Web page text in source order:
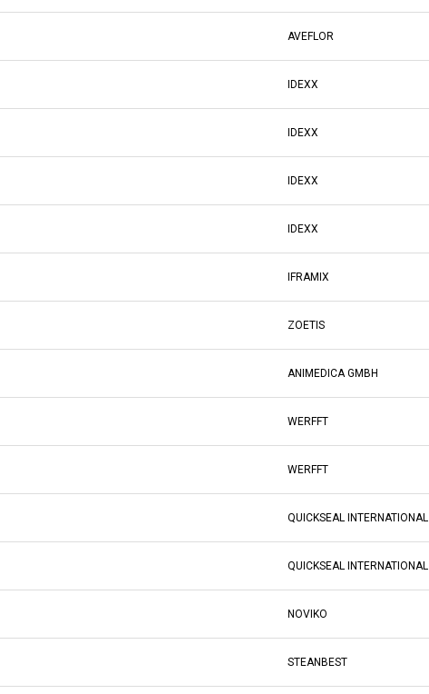
AVEFLOR
IDEXX
IDEXX
IDEXX
IDEXX
IFRAMIX
ZOETIS
ANIMEDICA GMBH
WERFFT
WERFFT
QUICKSEAL INTERNATIONAL
QUICKSEAL INTERNATIONAL
NOVIKO
STEANBEST